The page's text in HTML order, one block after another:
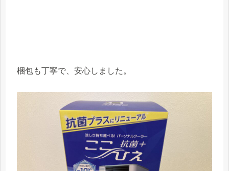
梱包も丁寧で、安心しました。